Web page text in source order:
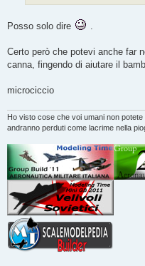
Posso solo dire .
Certo però che potevi anche far
canna, fingendo di aiutare il
microciccio
Ho visto cose che voi umani non
andranno perduti come lacrime nella